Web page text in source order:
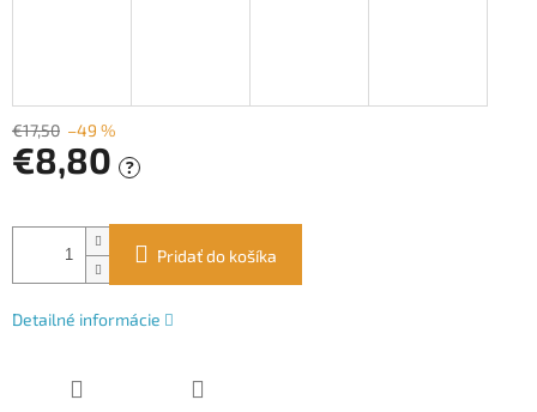
€17,50 –49 %
€8,80 ?
cena:
Pridať do košíka
Detailné informácie